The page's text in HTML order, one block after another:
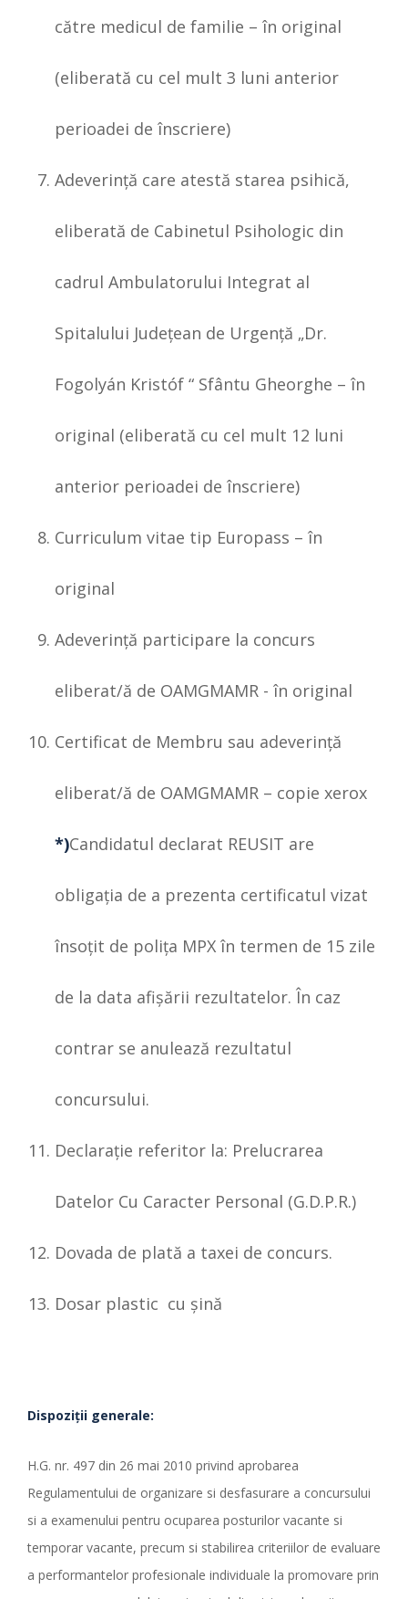
către medicul de familie – în original
(eliberată cu cel mult 3 luni anterior
perioadei de înscriere)
Adeverinţă care atestă starea psihică,
eliberată de Cabinetul Psihologic din
cadrul Ambulatorului Integrat al
Spitalului Judeţean de Urgenţă „Dr.
Fogolyán Kristóf “ Sfântu Gheorghe – în
original (eliberată cu cel mult 12 luni
anterior perioadei de înscriere)
Curriculum vitae tip Europass – în
original
Adeverinţă participare la concurs
eliberat/ă de OAMGMAMR - în original
Certificat de Membru sau adeverință
eliberat/ă de OAMGMAMR – copie xerox
*)Candidatul declarat REUSIT are
obligaţia de a prezenta certificatul vizat
însoţit de poliţa MPX în termen de 15 zile
de la data afişării rezultatelor. În caz
contrar se anulează rezultatul
concursului.
Declaraţie referitor la: Prelucrarea
Datelor Cu Caracter Personal (G.D.P.R.)
Dovada de plată a taxei de concurs.
Dosar plastic cu şină
Dispoziții generale:
H.G. nr. 497 din 26 mai 2010 privind aprobarea
Regulamentului de organizare si desfasurare a concursului
si a examenului pentru ocuparea posturilor vacante si
temporar vacante, precum si stabilirea criteriilor de evaluare
a performantelor profesionale individuale la promovare prin